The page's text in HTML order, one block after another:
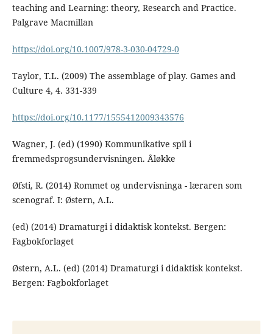
teaching and Learning: theory, Research and Practice.
Palgrave Macmillan
https://doi.org/10.1007/978-3-030-04729-0
Taylor, T.L. (2009) The assemblage of play. Games and
Culture 4, 4. 331-339
https://doi.org/10.1177/1555412009343576
Wagner, J. (ed) (1990) Kommunikative spil i
fremmedsprogsundervisningen. Åløkke
Øfsti, R. (2014) Rommet og undervisninga - læraren som
scenograf. I: Østern, A.L.
(ed) (2014) Dramaturgi i didaktisk kontekst. Bergen:
Fagbokforlaget
Østern, A.L. (ed) (2014) Dramaturgi i didaktisk kontekst.
Bergen: Fagbokforlaget